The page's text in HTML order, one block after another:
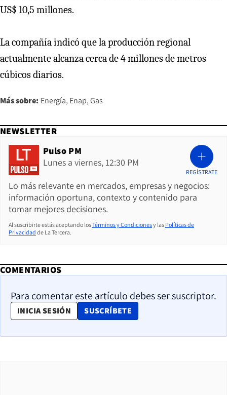
US$ 10,5 millones.
La compañía indicó que la producción regional
actualmente alcanza cerca de 4 millones de metros
cúbicos diarios.
Más sobre: Energía Enap Gas
NEWSLETTER
Pulso PM
Lunes a viernes, 12:30 PM
Lo más relevante en mercados, empresas y negocios:
información oportuna, contexto y contenido para
tomar mejores decisiones.
REGÍSTRATE
Al suscribirte estás aceptando losTérminos y Condicionesy las Políticas de
Privacidad de La Tercera.
COMENTARIOS
Para comentar este artículo debes ser suscriptor.
INICIA SESIÓN SUSCRÍBETE
OPENS IN NEW WINDOW